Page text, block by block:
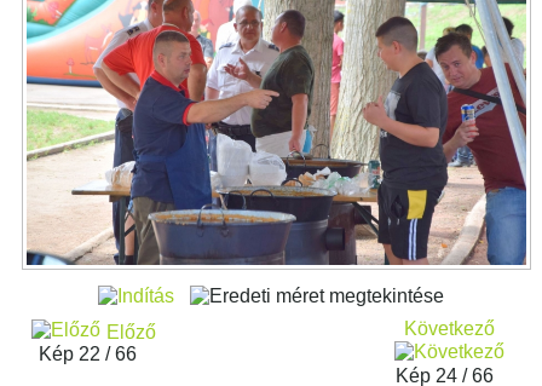
Előző
Kép 22 / 66
Következő
Kép 24 / 66